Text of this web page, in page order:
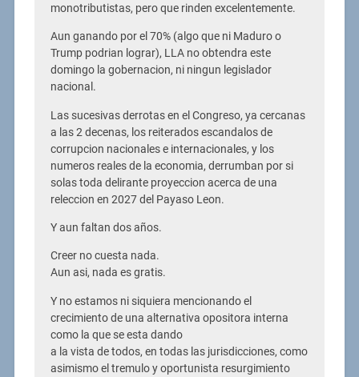
monotributistas, pero que rinden excelentemente.
Aun ganando por el 70% (algo que ni Maduro o
Trump podrian lograr), LLA no obtendra este
domingo la gobernacion, ni ningun legislador
nacional.
Las sucesivas derrotas en el Congreso, ya cercanas
a las 2 decenas, los reiterados escandalos de
corrupcion nacionales e internacionales, y los
numeros reales de la economia, derrumban por si
solas toda delirante proyeccion acerca de una
releccion en 2027 del Payaso Leon.
Y aun faltan dos años.
Creer no cuesta nada.
Aun asi, nada es gratis.
Y no estamos ni siquiera mencionando el
crecimiento de una alternativa opositora interna
como la que se esta dando
a la vista de todos, en todas las jurisdicciones, como
asimismo el tremulo y oportunista resurgimiento